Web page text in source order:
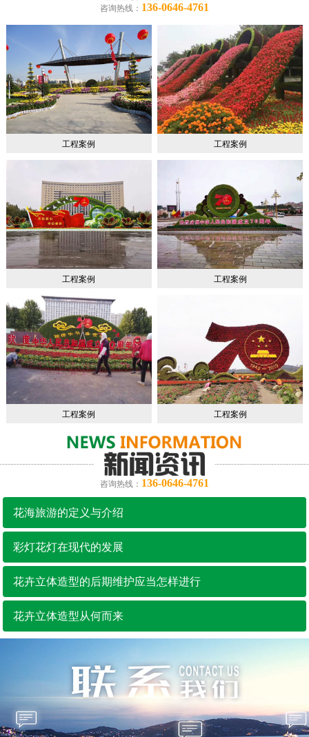
咨询热线： 136-0646-4761
工程案例 工程案例
工程案例 工程案例
工程案例 工程案例
咨询热线： 136-0646-4761
花海旅游的定义与介绍
彩灯花灯在现代的发展
花卉立体造型的后期维护应当怎样进行
花卉立体造型从何而来